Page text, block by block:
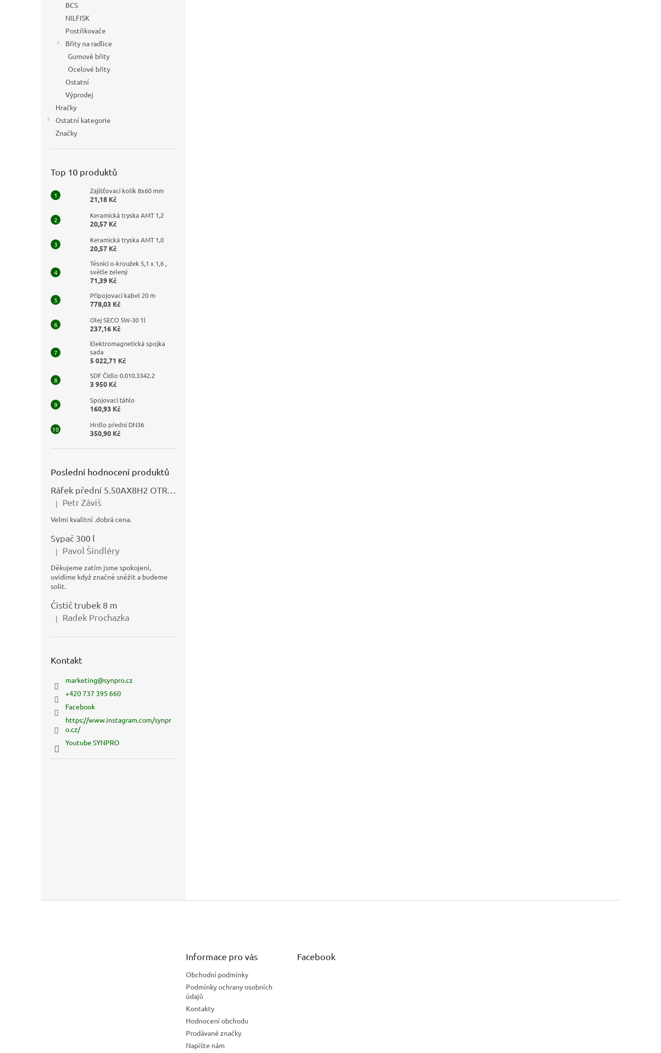
BCS
NILFISK
Postřikovače
Břity na radlice
Gumové břity
Ocelové břity
Ostatní
Výprodej
Hračky
Ostatní kategorie
Značky
Top 10 produktů
Zajišťovací kolík 8x60 mm
21,18 Kč
Keramická tryska AMT 1,2
20,57 Kč
Keramická tryska AMT 1,0
20,57 Kč
Těsnící o-kroužek 5,1 x 1,6 ,
světle zelený
71,39 Kč
Připojovací kabel 20 m
778,03 Kč
Olej SECO 5W-30 1l
237,16 Kč
Elektromagnetická spojka
sada
5 022,71 Kč
SDF Čidlo 0.010.3342.2
3 950 Kč
Spojovací táhlo
160,93 Kč
Hrdlo přední DN36
350,90 Kč
Poslední hodnocení produktů
Hodnocení produktu je 5 z 5 hvězdiček.
| Petr Záviš
Velmi kvalitní .dobrá cena.
Sypač 300 l
Hodnocení produktu je 5 z 5 hvězdiček.
| Pavol Šindléry
Děkujeme zatím jsme spokojeni,
uvidíme když značně sněžit a budeme
solit.
Čistič trubek 8 m
Hodnocení produktu je 5 z 5 hvězdiček.
| Radek Prochazka
Kontakt
marketing@synpro.cz
+420 737 395 660
Facebook
https://www.instagram.com/synpr
o.cz/
Youtube SYNPRO
Informace pro vás
Obchodní podmínky
Podmínky ochrany osobních
údajů
Kontakty
Hodnocení obchodu
Prodávané značky
Napište nám
Facebook